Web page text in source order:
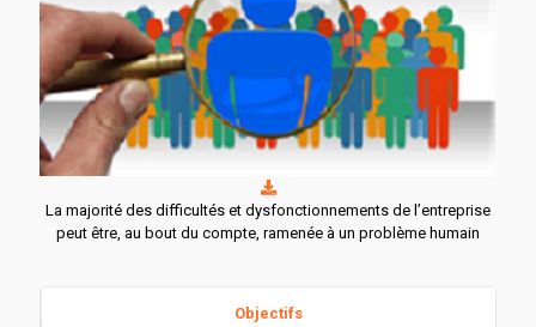
La majorité des difficultés et dysfonctionnements de l’entreprise
peut être, au bout du compte, ramenée à un problème humain
Objectifs